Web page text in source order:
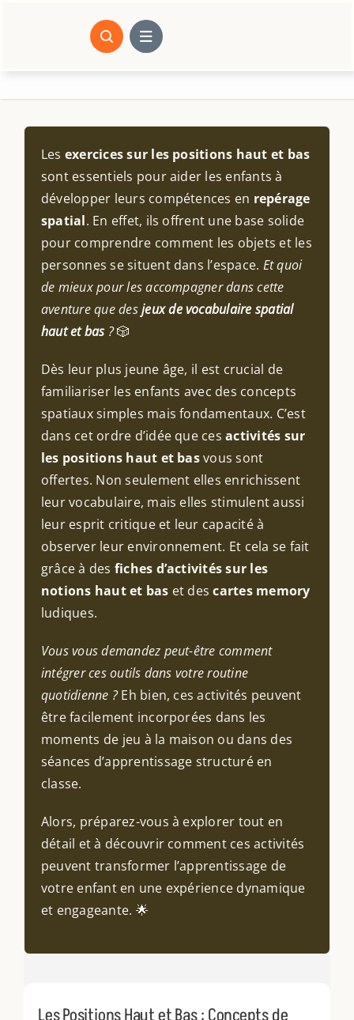
Les exercices sur les positions haut et bas
sont essentiels pour aider les enfants à
développer leurs compétences en repérage
spatial. En effet, ils offrent une base solide
pour comprendre comment les objets et les
personnes se situent dans l’espace. Et quoi
de mieux pour les accompagner dans cette
aventure que desjeux de vocabulaire spatial
haut et bas ?🎲
Dès leur plus jeune âge, il est crucial de
familiariser les enfants avec des concepts
spatiaux simples mais fondamentaux. C’est
dans cet ordre d’idée que cesactivités sur
les positions haut et basvous sont
offertes. Non seulement elles enrichissent
leur vocabulaire, mais elles stimulent aussi
leur esprit critique et leur capacité à
observer leur environnement. Et cela se fait
grâce à des fiches d’activités sur les
notions haut et bas et descartes memory
ludiques.
Vous vous demandez peut-être comment
intégrer ces outils dans votre routine
quotidienne ?Eh bien, ces activités peuvent
être facilement incorporées dans les
moments de jeu à la maison ou dans des
séances d’apprentissage structuré en
classe.
Alors, préparez-vous à explorer tout en
détail et à découvrir comment ces activités
peuvent transformer l’apprentissage de
votre enfant en une expérience dynamique
et engageante. 🌟